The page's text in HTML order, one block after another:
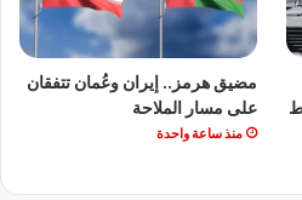
مضيق هرمز.. إيران وعُمان تتفقان
على مسار الملاحة
منذ ساعة واحدة